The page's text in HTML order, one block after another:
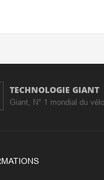
TECHNOLOGIE GIANT
Giant, N° 1 mondial du vélo